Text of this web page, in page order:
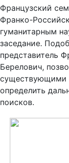
Французский
Франко-
гуманитарным
заседание.
представитель
Берелович,
существующими
определить
поисков.